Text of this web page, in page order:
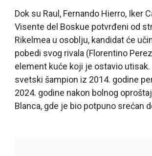
Dok su Raul, Fernando Hierro, Iker
Visente del Boskue potvrđeni od
Rikelmea u osoblju, kandidat će
pobedi svog rivala (Florentino
element kuće koji je ostavio utisak.
svetski šampion iz 2014. godine
2024. godine nakon bolnog
Blanca, gde je bio potpuno srećan